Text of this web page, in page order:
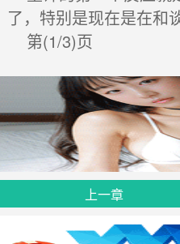
了，特别是现在是在和
第(1/3)页
上一章